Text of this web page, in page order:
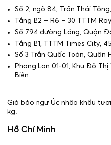
Số 2, ngõ 84, Trần Thái
Tầng B2 – R6 – 30 TTTM
Số 794 đường Láng, Quận
Tầng B1, TTTM Times City,
Số 3 Trần Quốc Toản, Quận
Phong Lan 01-01, Khu Đô
Biên.
Giá bào ngư Úc nhập khẩu
kg.
Hồ Chí Minh